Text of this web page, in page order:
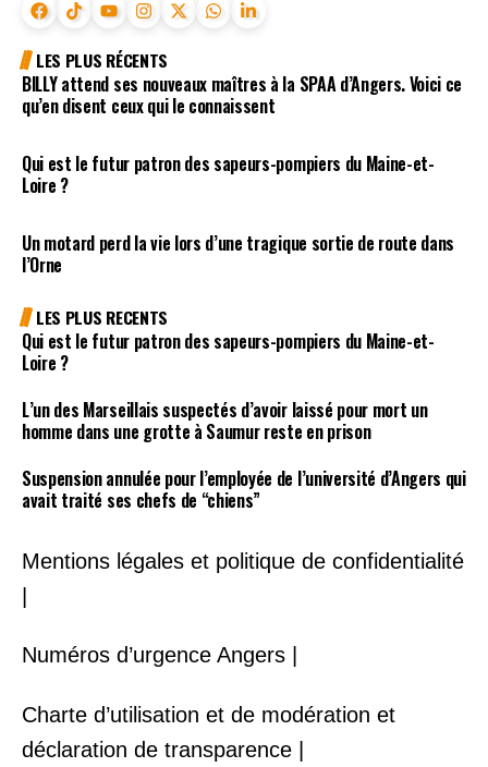
LES PLUS RÉCENTS
BILLY attend ses nouveaux maîtres à la SPAA d’Angers. Voici ce
qu’en disent ceux qui le connaissent
Qui est le futur patron des sapeurs-pompiers du Maine-et-
Loire ?
Un motard perd la vie lors d’une tragique sortie de route dans
l’Orne
LES PLUS RECENTS
Qui est le futur patron des sapeurs-pompiers du Maine-et-
Loire ?
L’un des Marseillais suspectés d’avoir laissé pour mort un
homme dans une grotte à Saumur reste en prison
Suspension annulée pour l’employée de l’université d’Angers qui
avait traité ses chefs de “chiens”
Mentions légales et politique de confidentialité
|
Numéros d’urgence Angers |
Charte d’utilisation et de modération et
déclaration de transparence |